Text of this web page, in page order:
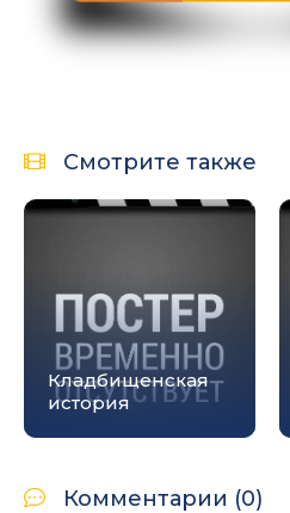
Смотрите также
Кладбищенская
история
Комментарии (0)